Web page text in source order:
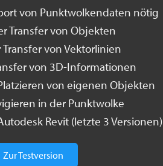
von Punktwolkendaten nötig
Transfer von Objekten
von Vektorlinien
von 3D-Informationen
von eigenen Objekten
in der Punktwolke
Revit (letzte 3 Versionen)
Zur Testversion